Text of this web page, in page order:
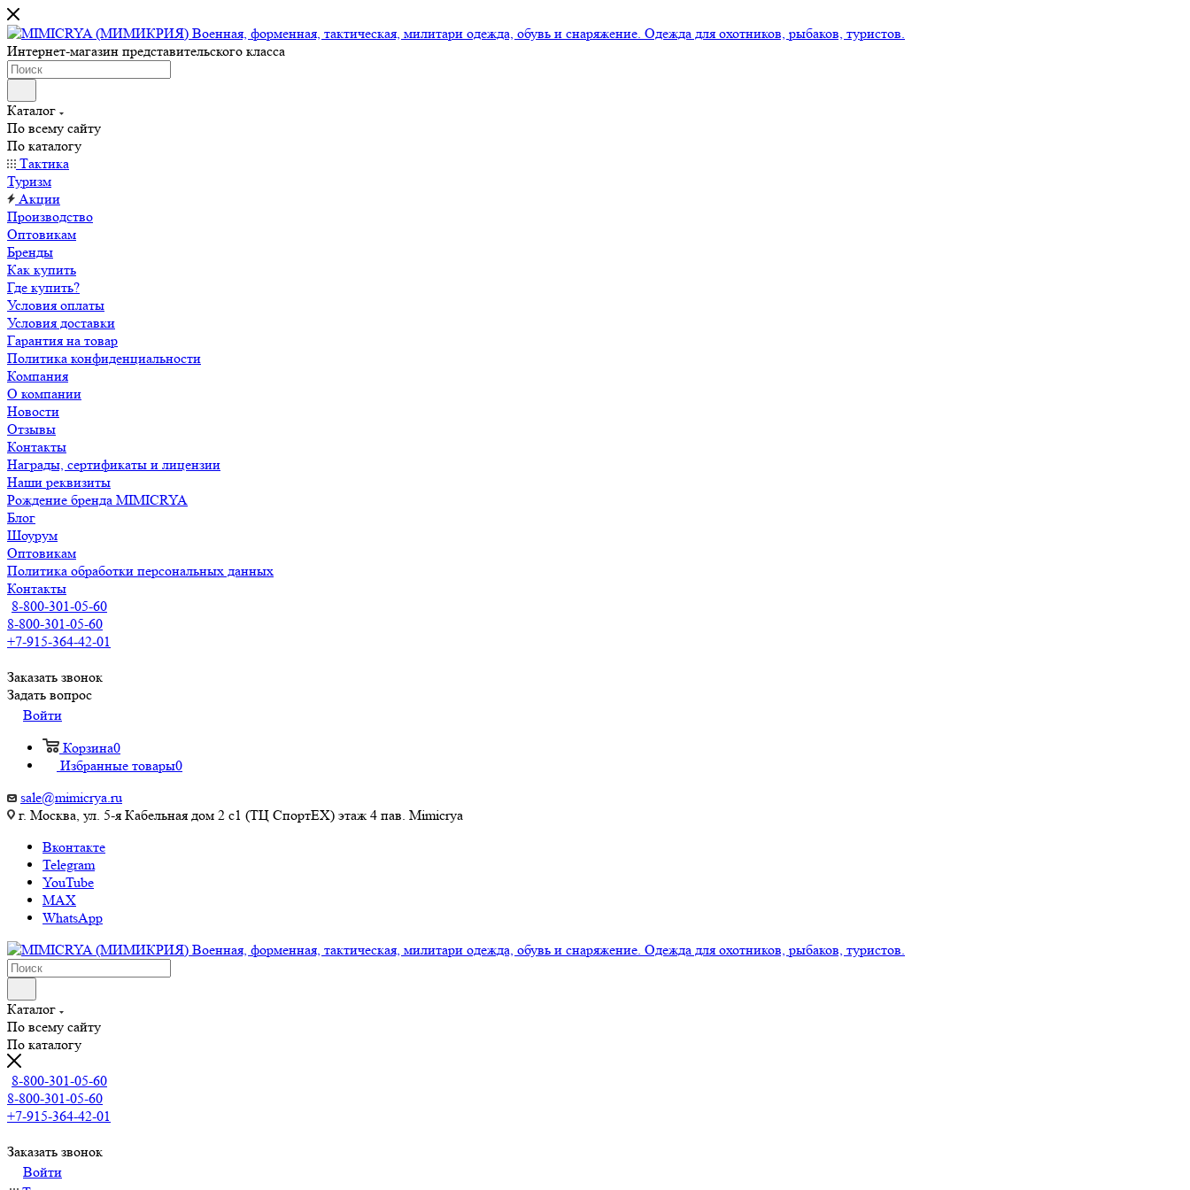
Интернет-магазин представительского класса
Каталог
По всему сайту
По каталогу
Тактика
Туризм
Акции
Производство
Оптовикам
Бренды
Как купить
Где купить?
Условия оплаты
Условия доставки
Гарантия на товар
Политика конфиденциальности
Компания
О компании
Новости
Отзывы
Контакты
Награды, сертификаты и лицензии
Наши реквизиты
Рождение бренда MIMICRYA
Блог
Шоурум
Оптовикам
Политика обработки персональных данных
Контакты
8-800-301-05-60
8-800-301-05-60
+7-915-364-42-01
Заказать звонок
Задать вопрос
Войти
Корзина0
Избранные товары0
sale@mimicrya.ru
г. Москва, ул. 5-я Кабельная дом 2 с1 (ТЦ СпортEX) этаж 4 пав. Mimicrya
Вконтакте
Telegram
YouTube
MAX
WhatsApp
Каталог
По всему сайту
По каталогу
8-800-301-05-60
8-800-301-05-60
+7-915-364-42-01
Заказать звонок
Войти